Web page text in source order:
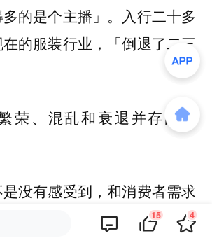
的是个主播」。入行二十多
的服装行业，「倒退了二三
荣、混乱和衰退并存的时
没有感受到，和消费者需求
他们也在带领团队做原创产
15 4